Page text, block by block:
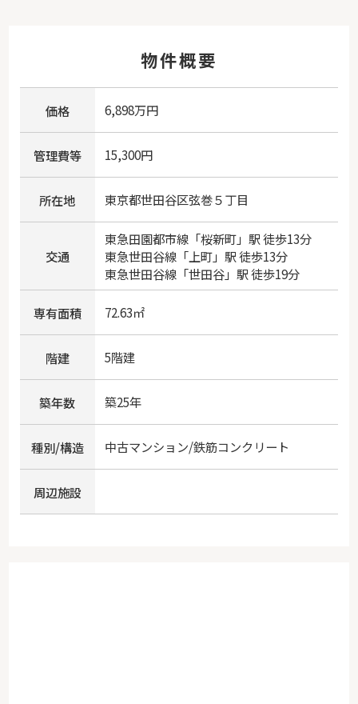
物件概要
価格 6,898万円
管理費等 15,300円
所在地 東京都世田谷区弦巻５丁目
交通
東急田園都市線「桜新町」駅 徒歩13分
東急世田谷線「上町」駅 徒歩13分
東急世田谷線「世田谷」駅 徒歩19分
専有面積 72.63㎡
階建 5階建
築年数 築25年
種別/構造 中古マンション/鉄筋コンクリート
周辺施設